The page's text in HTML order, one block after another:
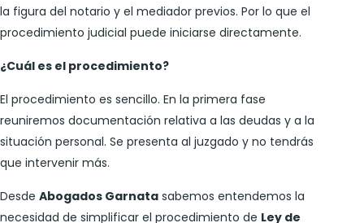
la figura del notario y el mediador previos. Por lo que el
procedimiento judicial puede iniciarse directamente.
¿Cuál es el procedimiento?
El procedimiento es sencillo. En la primera fase
reuniremos documentación relativa a las deudas y a la
situación personal. Se presenta al juzgado y no tendrás
que intervenir más.
Desde Abogados Garnata sabemos entendemos la
necesidad de simplificar el procedimiento de Ley de